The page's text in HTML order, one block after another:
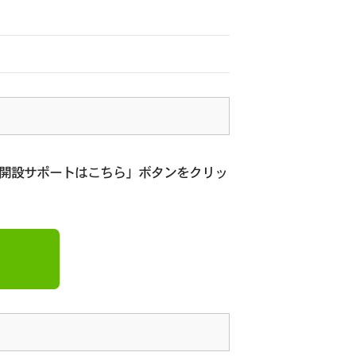
設サポートはこちら」ボタンをクリッ